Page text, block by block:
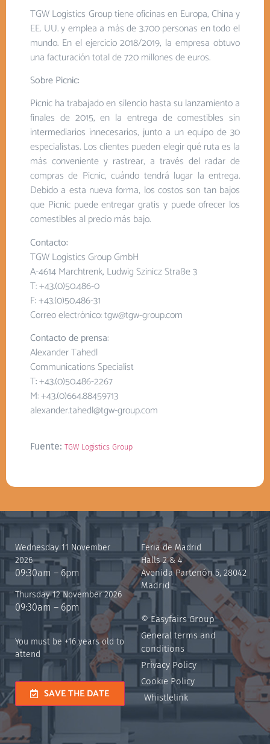
TGW Logistics Group tiene oficinas en Europa, China y
EE. UU. y emplea a más de 3.700 personas en todo el
mundo. En el ejercicio 2018/2019, la empresa obtuvo
una facturación total de 720 millones de euros.
Sobre Picnic:
Picnic ha trabajado en silencio hasta su lanzamiento a
finales de 2015, en la entrega de comestibles sin
intermediarios innecesarios, junto a un equipo de 30
especialistas. Los clientes pueden elegir qué ruta es la
más conveniente y rastrear, a través del radar de
compras de Picnic, cuándo tendrá lugar la entrega.
Debido a esta nueva forma, los costos son tan bajos
que Picnic puede entregar gratis y puede ofrecer los
comestibles al precio más bajo.
Contacto:
TGW Logistics Group GmbH
A-4614 Marchtrenk, Ludwig Szinicz Straße 3
T: +43.(0)50.486-0
F: +43.(0)50.486-31
Correo electrónico: tgw@tgw-group.com
Contacto de prensa:
Alexander Tahedl
Communications Specialist
T: +43.(0)50.486-2267
M: +43.(0)664.88459713
alexander.tahedl@tgw-group.com
Fuente: TGW Logistics Group
Wednesday 11 November
2026
09:30am – 6pm
Thursday 12 November 2026
09:30am – 6pm
You must be +16 years old to
attend
SAVE THE DATE
Feria de Madrid
Halls 2 & 4
Avenida Partenón 5, 28042
Madrid
© Easyfairs Group
General terms and
conditions
Privacy Policy
Cookie Policy
Whistlelink